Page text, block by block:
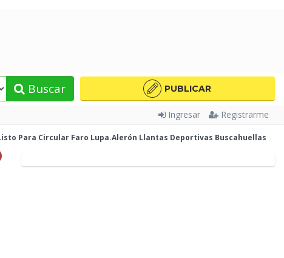
Buscar PUBLICAR
Ingresar Registrarme
Para Circular Faro Lupa.Alerón Llantas Deportivas Buscahuellas